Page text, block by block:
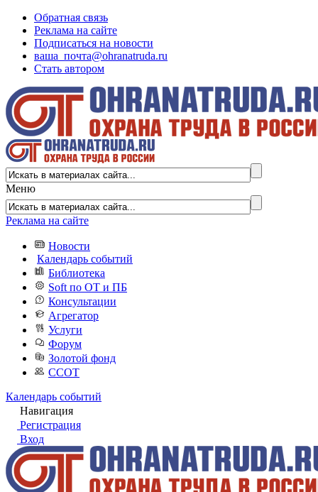
Обратная связь
Реклама на сайте
Подписаться на новости
ваша_почта@ohranatruda.ru
Стать автором
Меню
Реклама на сайте
Новости
Календарь событий
Библиотека
Soft по ОТ и ПБ
Консультации
Агрегатор
Услуги
Форум
Золотой фонд
ССОТ
Календарь событий
Навигация
Регистрация
Вход